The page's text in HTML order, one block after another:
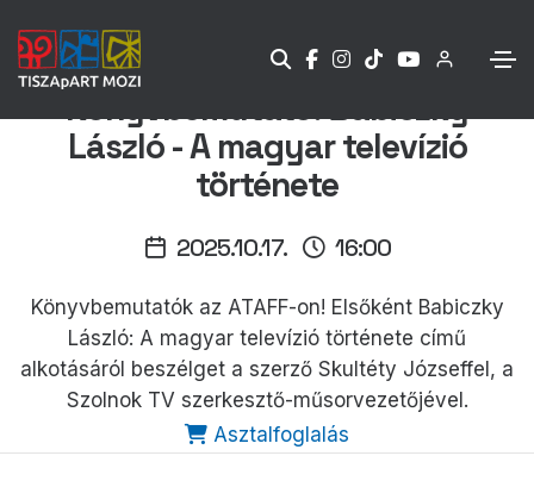
Könyvbemutató: Babiczky
László - A magyar televízió
története
2025.10.17. 16:00
Könyvbemutatók az ATAFF-on! Elsőként Babiczky
László: A magyar televízió története című
alkotásáról beszélget a szerző Skultéty Józseffel, a
Szolnok TV szerkesztő-műsorvezetőjével.
Asztalfoglalás